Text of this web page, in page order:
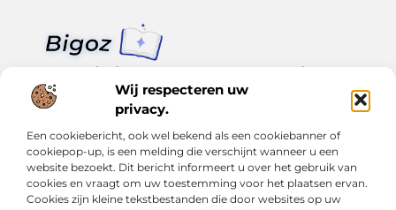
Wij respecteren uw
privacy.
Een cookiebericht, ook wel bekend als een cookiebanner of
cookiepop-up, is een melding die verschijnt wanneer u een
website bezoekt. Dit bericht informeert u over het gebruik van
cookies en vraagt om uw toestemming voor het plaatsen ervan.
Cookies zijn kleine tekstbestanden die door websites op uw
Van klein nieuws tot grote trends – alles op Bigoz.nl.
Lees inspirerende blogs en artikelen over het dagelijks leven,
actualiteit en meer.
Bericht categorie